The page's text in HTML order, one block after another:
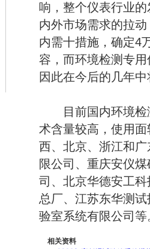
响，整个仪表行业
内外市场需求的拉
内需十措施，确定4
容，而环境检测专
因此在今后的几年
目前国内环境检
术含量较高，使用
西、北京、浙江和
限公司、重庆安仪
司、北京华德安工
总厂、江苏东华测
验室系统有限公司等
相关资料